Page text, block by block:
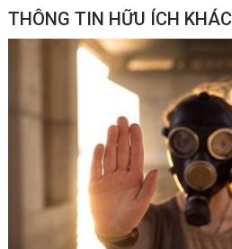
THÔNG TIN HỮU ÍCH KHÁC